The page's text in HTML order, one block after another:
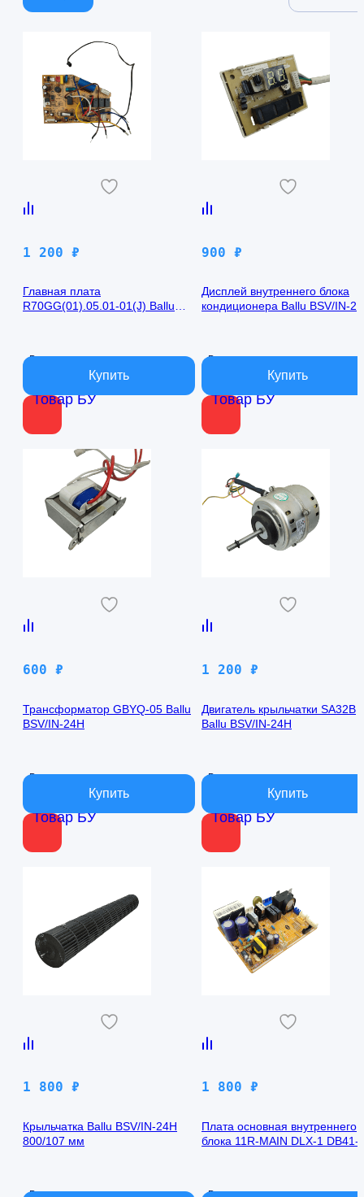
Товар БУ
1 200 ₽
Главная плата
R70GG(01).05.01-01(J) Ballu
В наличии
Товар БУ
900 ₽
Дисплей внутреннего блока
кондиционера Ballu BSV/IN-
В наличии
Товар БУ
600 ₽
Трансформатор GBYQ-05 Ballu
BSV/IN-24H
В наличии
Товар БУ
1 200 ₽
Двигатель крыльчатки SA32B
Ballu BSV/IN-24H
В наличии
1 800 ₽
Крыльчатка Ballu BSV/IN-24H
800/107 мм
В наличии
1 800 ₽
Плата основная внутреннего
блока 11R-MAIN DLX-1 DB41-
В наличии